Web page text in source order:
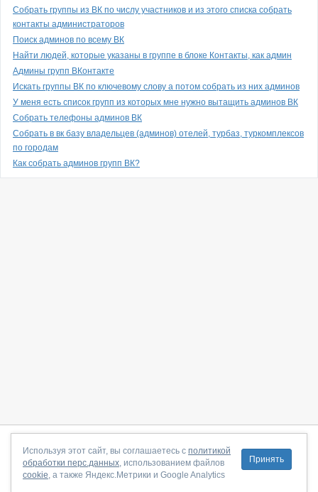
Собрать группы из ВК по числу участников и из этого списка собрать
контакты администраторов
Поиск админов по всему ВК
Найти людей, которые указаны в группе в блоке Контакты, как админ
Админы групп ВКонтакте
Искать группы ВК по ключевому слову а потом собрать из них админов
У меня есть список групп из которых мне нужно вытащить админов ВК
Собрать телефоны админов ВК
Собрать в вк базу владельцев (админов) отелей, турбаз, туркомплексов
по городам
Как собрать админов групп ВК?
О сайте|С чего начать|Контакты|Партнёрская программа
Договор-оферта|Политика конфиденциальности
Правила пользования
Принять
Используя этот сайт, вы соглашаетесь с политикой
обработки перс.данных, использованием файлов
cookie, а также Яндекс.Метрики и Google Analytics